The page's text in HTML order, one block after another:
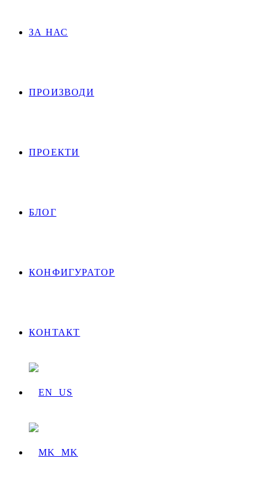
ЗА НАС
ПРОИЗВОДИ
ПРОЕКТИ
БЛОГ
КОНФИГУРАТОР
КОНТАКТ